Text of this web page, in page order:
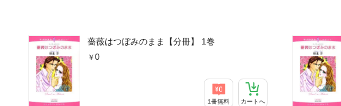
薔薇はつぼみのまま【分冊】 1巻
0
1冊無料 カートへ